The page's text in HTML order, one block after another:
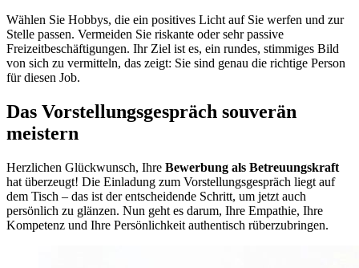
Wählen Sie Hobbys, die ein positives Licht auf Sie werfen und zur
Stelle passen. Vermeiden Sie riskante oder sehr passive
Freizeitbeschäftigungen. Ihr Ziel ist es, ein rundes, stimmiges Bild
von sich zu vermitteln, das zeigt: Sie sind genau die richtige Person
für diesen Job.
Das Vorstellungsgespräch souverän
meistern
Herzlichen Glückwunsch, Ihre Bewerbung als Betreuungskraft
hat überzeugt! Die Einladung zum Vorstellungsgespräch liegt auf
dem Tisch – das ist der entscheidende Schritt, um jetzt auch
persönlich zu glänzen. Nun geht es darum, Ihre Empathie, Ihre
Kompetenz und Ihre Persönlichkeit authentisch rüberzubringen.